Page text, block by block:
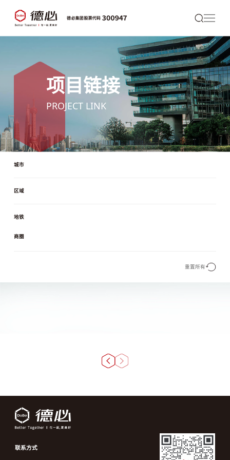
项目链接
PROJECT LINK
城市
区域
地铁
商圈
重置所有
联系方式